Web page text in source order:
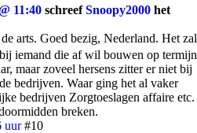
11:40 schreefSnoopy2000 het
arts. Goed bezig, Nederland. Het zal
iemand die af wil bouwen op termijn
maar zoveel hersens zitter er niet bij
bedrijven. Waar ging het al vaker
bedrijven Zorgtoeslagen affaire etc.
breken.
uur #10